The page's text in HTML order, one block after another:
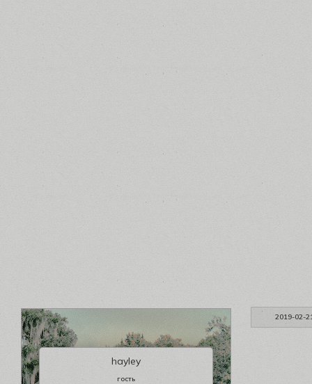
2019-02-
hayley
гость